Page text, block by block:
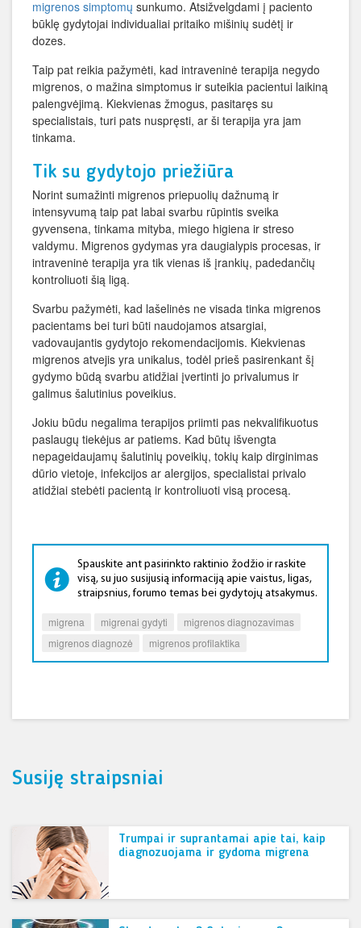
migrenos simptomų sunkumo. Atsižvelgdami į paciento
būklę gydytojai individualiai pritaiko mišinių sudėtį ir
dozes.
Taip pat reikia pažymėti, kad intraveninė terapija negydo
migrenos, o mažina simptomus ir suteikia pacientui laikiną
palengvėjimą. Kiekvienas žmogus, pasitaręs su
specialistais, turi pats nuspręsti, ar ši terapija yra jam
tinkama.
Tik su gydytojo priežiūra
Norint sumažinti migrenos priepuolių dažnumą ir
intensyvumą taip pat labai svarbu rūpintis sveika
gyvensena, tinkama mityba, miego higiena ir streso
valdymu. Migrenos gydymas yra daugialypis procesas, ir
intraveninė terapija yra tik vienas iš įrankių, padedančių
kontroliuoti šią ligą.
Svarbu pažymėti, kad lašelinės ne visada tinka migrenos
pacientams bei turi būti naudojamos atsargiai,
vadovaujantis gydytojo rekomendacijomis. Kiekvienas
migrenos atvejis yra unikalus, todėl prieš pasirenkant šį
gydymo būdą svarbu atidžiai įvertinti jo privalumus ir
galimus šalutinius poveikius.
Jokiu būdu negalima terapijos priimti pas nekvalifikuotus
paslaugų tiekėjus ar patiems. Kad būtų išvengta
nepageidaujamų šalutinių poveikių, tokių kaip dirginimas
dūrio vietoje, infekcijos ar alergijos, specialistai privalo
atidžiai stebėti pacientą ir kontroliuoti visą procesą.
Spauskite ant pasirinkto raktinio žodžio ir raskite
visą, su juo susijusią informaciją apie vaistus, ligas,
straipsnius, forumo temas bei gydytojų atsakymus.
migrena migrenai gydyti
migrenos diagnozavimas
migrenos diagnozė
migrenos profilaktika
Susiję straipsniai
Trumpai ir suprantamai apie tai, kaip
diagnozuojama ir gydoma migrena